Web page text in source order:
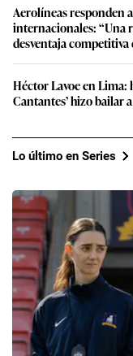
Aerolíneas responden
internacionales: “Una
desventaja competitiva
Héctor Lavoe en Lima:
Cantantes’ hizo bailar
Lo último en Series